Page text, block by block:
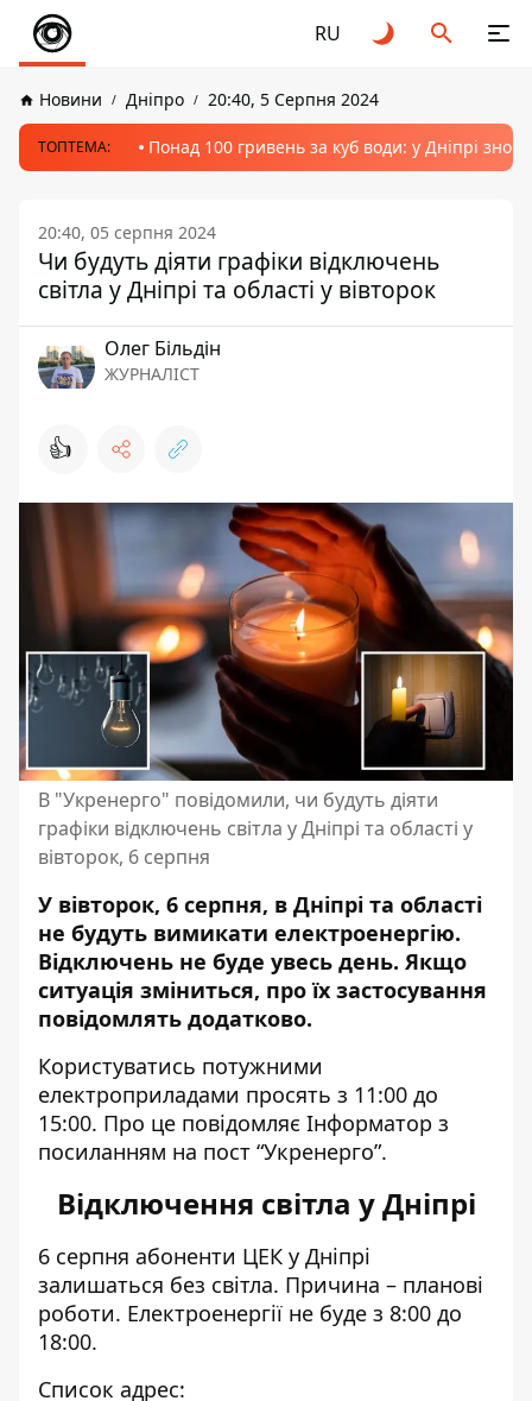
RU
Новини Дніпро 20:40, 5 Серпня 2024
ТОПТЕМА: Понад 100 гривень за куб води: у Дніпрі
20:40, 05 серпня 2024
Чи будуть діяти графіки відключень
світла у Дніпрі та області у вівторок
Олег Більдін
ЖУРНАЛІСТ
👍
В "Укренерго" повідомили, чи будуть діяти
графіки відключень світла у Дніпрі та області у
вівторок, 6 серпня
У вівторок, 6 серпня, в Дніпрі та області
не будуть вимикати електроенергію.
Відключень не буде увесь день. Якщо
ситуація зміниться, про їх застосування
повідомлять додатково.
Користуватись потужними
електроприладами просять з 11:00 до
15:00. Про це повідомляє Інформатор з
посиланням на пост “Укренерго”.
Відключення світла у Дніпрі
6 серпня абоненти ЦЕК у Дніпрі
залишаться без світла. Причина – планові
роботи. Електроенергії не буде з 8:00 до
18:00.
Список адрес: